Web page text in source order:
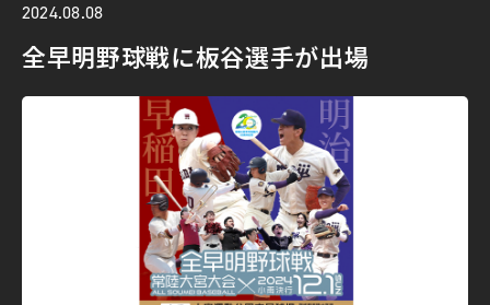
2024.08.08
全早明野球戦に板谷選手が出場